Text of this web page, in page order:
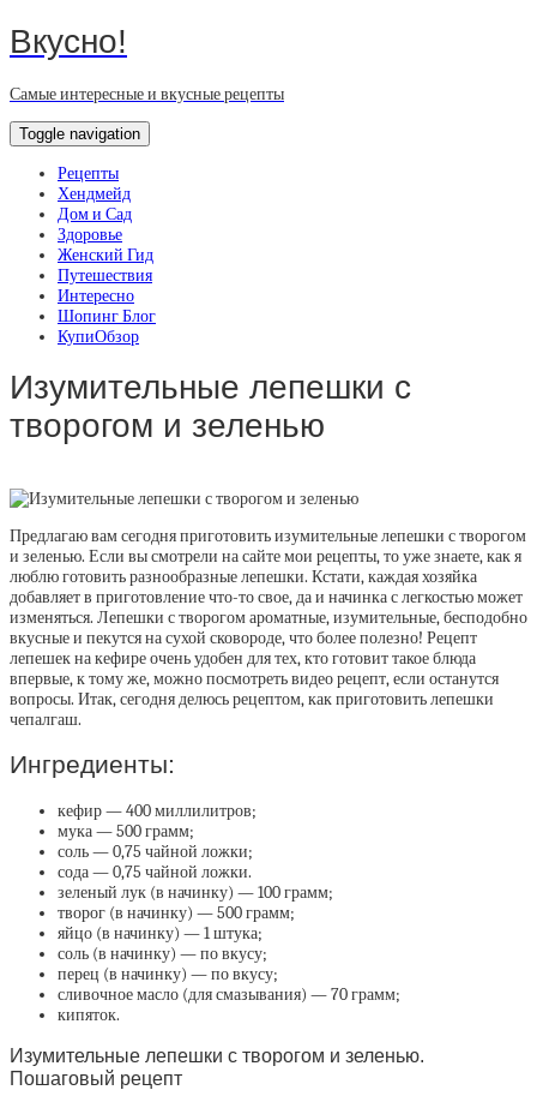
Вкусно!
Самые интересные и вкусные рецепты
Toggle navigation
Рецепты
Хендмейд
Дом и Сад
Здоровье
Женский Гид
Путешествия
Интересно
Шопинг Блог
КупиОбзор
Изумительные лепешки с
творогом и зеленью
Предлагаю вам сегодня приготовить изумительные лепешки с творогом
и зеленью. Если вы смотрели на сайте мои рецепты, то уже знаете, как я
люблю готовить разнообразные лепешки. Кстати, каждая хозяйка
добавляет в приготовление что-то свое, да и начинка с легкостью может
изменяться. Лепешки с творогом ароматные, изумительные, бесподобно
вкусные и пекутся на сухой сковороде, что более полезно! Рецепт
лепешек на кефире очень удобен для тех, кто готовит такое блюда
впервые, к тому же, можно посмотреть видео рецепт, если останутся
вопросы. Итак, сегодня делюсь рецептом, как приготовить лепешки
чепалгаш.
Ингредиенты:
кефир — 400 миллилитров;
мука — 500 грамм;
соль — 0,75 чайной ложки;
сода — 0,75 чайной ложки.
зеленый лук (в начинку) — 100 грамм;
творог (в начинку) — 500 грамм;
яйцо (в начинку) — 1 штука;
соль (в начинку) — по вкусу;
перец (в начинку) — по вкусу;
сливочное масло (для смазывания) — 70 грамм;
кипяток.
Изумительные лепешки с творогом и зеленью.
Пошаговый рецепт